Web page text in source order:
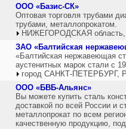
ООО «Базис-СК»
Оптовая торговля трубами
трубами, металлопрокатом.
НИЖЕГОРОДСКАЯ область,
ЗАО «Балтийская
«Балтийская нержавеющая
аустенитных марок стали с
город САНКТ-ПЕТЕРБУРГ,
ООО «БВБ-Альянс»
Вы можете купить сталь
доставкой по всей России и
металлопрокат по всем
качественную продукцию,